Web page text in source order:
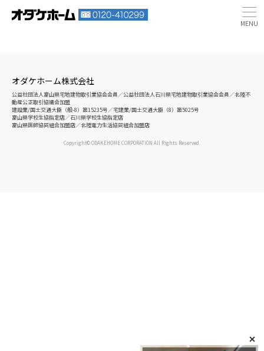
オダケホーム株式会社
公益社団法人富山県宅地建物取引業協会会員／公益社団法人石川県宅地建物取引業協会会員／北陸不
動産公正取引協議会加盟
建設業/国土交通大臣（般-8）第15235号／宅建業/国土交通大臣（8）第5025号
富山県学校生協指定店／石川県学校生協指定店
富山県医師協同組合加盟店／北陸電力生活協同組合加盟店
Copyright© ODAKEHOME CORPORATION All Rights Reserved.